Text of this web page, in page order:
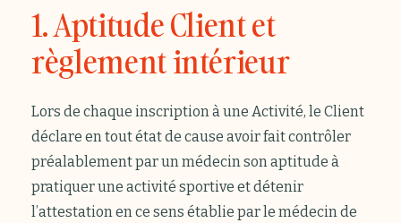
1. Aptitude Client et
règlement intérieur
Lors de chaque inscription à une Activité, le Client
déclare en tout état de cause avoir fait contrôler
préalablement par un médecin son aptitude à
pratiquer une activité sportive et détenir
l’attestation en ce sens établie par le médecin de